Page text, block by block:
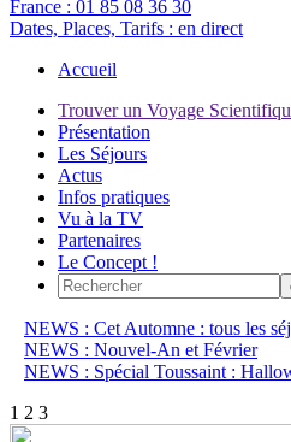
France : 01 85 08 36 30
Dates, Places, Tarifs : en direct
Accueil
Trouver un Voyage
Présentation
Les Séjours
Actus
Infos pratiques
Vu à la TV
Partenaires
Le Concept !
NEWS : Cet Automne : tous les
NEWS : Nouvel-An et Février
NEWS : Spécial Toussaint :
1 2 3